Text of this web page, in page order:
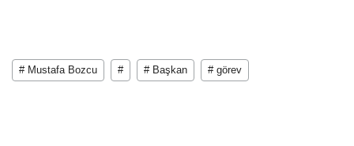
# Mustafa Bozcu # # Başkan # görev